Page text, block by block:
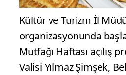
Kültür ve Turizm İl
organizasyonunda
Mutfağı Haftası açılış
Valisi Yılmaz Şimşek,